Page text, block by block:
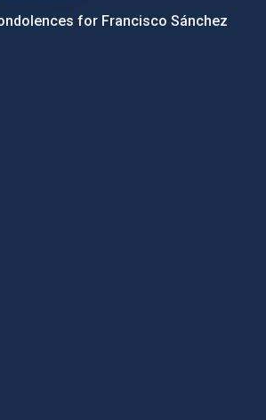
for Francisco Sánchez